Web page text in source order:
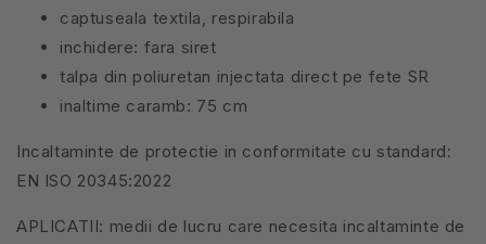
captuseala textila, respirabila
inchidere: fara siret
talpa din poliuretan injectata direct pe fete SR
inaltime caramb: 75 cm
Incaltaminte de protectie in conformitate cu standard:
EN ISO 20345:2022
APLICATII: medii de lucru care necesita incaltaminte de